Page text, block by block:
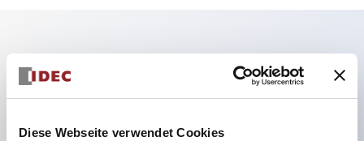
Diese Webseite verwendet Cookies
Hauptmerkmale
sicher verriegeln.